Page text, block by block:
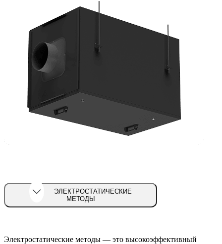
МЕТОДЫ
Электростатические методы — это высокоэффективный